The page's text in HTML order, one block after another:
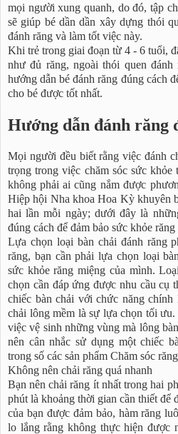
mọi người xung quanh, do đó, tập
sẽ giúp bé dần dần xây dựng thói quen đánh răng, tiếp nhận việc
đánh răng và làm tốt việc này.
Khi trẻ trong giai đoạn từ 4 - 6 tuổi, đây là
như đủ răng, ngoài thói quen đánh
hướng dẫn bé đánh răng đúng cách để bảo vệ sức khỏe răng miệng
cho bé được tốt nhất.
Hướng dẫn đánh răng
Mọi người đều biết rằng việc đánh chải
trọng trong việc chăm sóc sức
không phải ai cũng nắm được phương pháp chải răng đúng cách.
Hiệp hội Nha khoa Hoa Kỳ khuyên bạn nên đánh chải răng ít nhất
hai lần mỗi ngày; dưới đây là những nguyên tắc
đúng cách để đảm bảo sức khỏe
Lựa chọn loại bàn chải đánh răng
răng, bạn cần phải lựa chọn loại
sức khỏe răng miệng của mình. Loại bàn chải đánh răng mà bạn
chọn cần đáp ứng được nhu cầu cụ thể của bạn. Nếu bạn cần một
chiếc bàn chải với chức năng chính là để loại
chải lông mềm là sự lựa chọn tối
việc vệ sinh những vùng mà lông
nên cân nhắc sử dụng một chiếc bàn chải có đầu nhỏ gọn hơn
trong số
Không nên chải răng quá nhanh
Bạn nên chải răng ít nhất trong hai phút. Nghe có vẻ lâu nhưng hai
phút là khoảng thời gian cần thiết để đảm bảo rằng mục tiêu vệ sinh
của bạn được đảm bảo, hàm răng luôn được
lo lắng rằng không thực hiện được